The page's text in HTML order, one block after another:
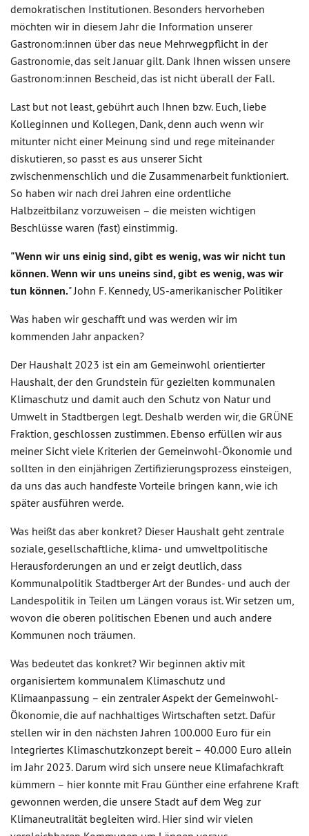
demokratischen Institutionen. Besonders hervorheben
möchten wir in diesem Jahr die Information unserer
Gastronom:innen über das neue Mehrwegpflicht in der
Gastronomie, das seit Januar gilt. Dank Ihnen wissen unsere
Gastronom:innen Bescheid, das ist nicht überall der Fall.
Last but not least, gebührt auch Ihnen bzw. Euch, liebe
Kolleginnen und Kollegen, Dank, denn auch wenn wir
mitunter nicht einer Meinung sind und rege miteinander
diskutieren, so passt es aus unserer Sicht
zwischenmenschlich und die Zusammenarbeit funktioniert.
So haben wir nach drei Jahren eine ordentliche
Halbzeitbilanz vorzuweisen – die meisten wichtigen
Beschlüsse waren (fast) einstimmig.
"Wenn wir uns einig sind, gibt es wenig, was wir nicht tun
können. Wenn wir uns uneins sind, gibt es wenig, was wir
tun können." John F. Kennedy, US-amerikanischer Politiker
Was haben wir geschafft und was werden wir im
kommenden Jahr anpacken?
Der Haushalt 2023 ist ein am Gemeinwohl orientierter
Haushalt, der den Grundstein für gezielten kommunalen
Klimaschutz und damit auch den Schutz von Natur und
Umwelt in Stadtbergen legt. Deshalb werden wir, die GRÜNE
Fraktion, geschlossen zustimmen. Ebenso erfüllen wir aus
meiner Sicht viele Kriterien der Gemeinwohl-Ökonomie und
sollten in den einjährigen Zertifizierungsprozess einsteigen,
da uns das auch handfeste Vorteile bringen kann, wie ich
später ausführen werde.
Was heißt das aber konkret? Dieser Haushalt geht zentrale
soziale, gesellschaftliche, klima- und umweltpolitische
Herausforderungen an und er zeigt deutlich, dass
Kommunalpolitik Stadtberger Art der Bundes- und auch der
Landespolitik in Teilen um Längen voraus ist. Wir setzen um,
wovon die oberen politischen Ebenen und auch andere
Kommunen noch träumen.
Was bedeutet das konkret? Wir beginnen aktiv mit
organisiertem kommunalem Klimaschutz und
Klimaanpassung – ein zentraler Aspekt der Gemeinwohl-
Ökonomie, die auf nachhaltiges Wirtschaften setzt. Dafür
stellen wir in den nächsten Jahren 100.000 Euro für ein
Integriertes Klimaschutzkonzept bereit – 40.000 Euro allein
im Jahr 2023. Darum wird sich unsere neue Klimafachkraft
kümmern – hier konnte mit Frau Günther eine erfahrene Kraft
gewonnen werden, die unsere Stadt auf dem Weg zur
Klimaneutralität begleiten wird. Hier sind wir vielen